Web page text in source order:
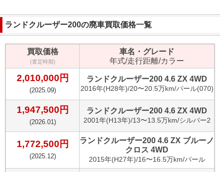
ランドクルーザー200の廃車買取価格一覧
買取価格
(査定時期)
車名・グレード
年式/走行距離/カラー
2,010,000 円
(2025.09)
ランドクルーザー200 4.6 ZX 4WD
2016年(H28年)/20〜20.5万km/パール(070)
1,947,500 円
(2026.01)
ランドクルーザー200 4.6 ZX 4WD
2001年(H13年)/13〜13.5万km/シルバー2
1,772,500 円
(2025.12)
ランドクルーザー200 4.6 ZX ブルーノ
クロス 4WD
2015年(H27年)/16〜16.5万km/パール